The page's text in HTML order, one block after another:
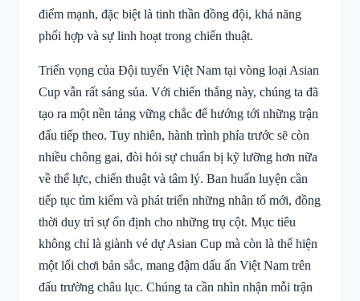
điểm mạnh, đặc biệt là tinh thần đồng đội, khả năng
phối hợp và sự linh hoạt trong chiến thuật.
Triển vọng của Đội tuyển Việt Nam tại vòng loại Asian
Cup vẫn rất sáng sủa. Với chiến thắng này, chúng ta đã
tạo ra một nền tảng vững chắc để hướng tới những trận
đấu tiếp theo. Tuy nhiên, hành trình phía trước sẽ còn
nhiều chông gai, đòi hỏi sự chuẩn bị kỹ lưỡng hơn nữa
về thể lực, chiến thuật và tâm lý. Ban huấn luyện cần
tiếp tục tìm kiếm và phát triển những nhân tố mới, đồng
thời duy trì sự ổn định cho những trụ cột. Mục tiêu
không chỉ là giành vé dự Asian Cup mà còn là thể hiện
một lối chơi bản sắc, mang đậm dấu ấn Việt Nam trên
đấu trường châu lục. Chúng ta cần nhìn nhận mỗi trận